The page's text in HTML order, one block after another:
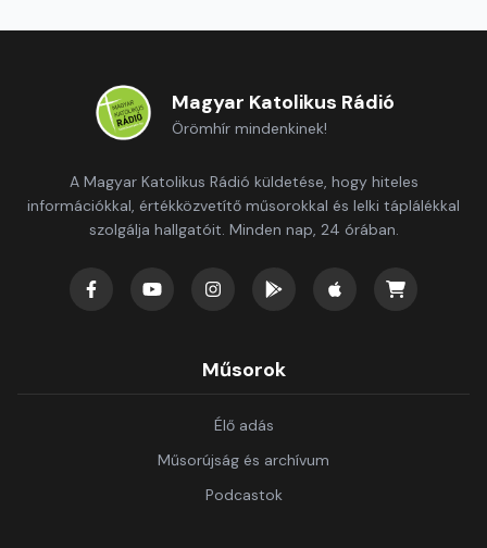
Magyar Katolikus Rádió
Örömhír mindenkinek!
A Magyar Katolikus Rádió küldetése, hogy hiteles
információkkal, értékközvetítő műsorokkal és lelki táplálékkal
szolgálja hallgatóit. Minden nap, 24 órában.
Műsorok
Élő adás
Műsorújság és archívum
Podcastok